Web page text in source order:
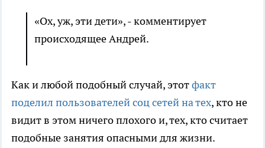
«Ох, уж, эти дети», - комментирует
происходящее Андрей.
Как и любой подобный случай, этотфакт
поделил пользователей соц сетей на тех, кто не
видит в этом ничего плохого и, тех, кто считает
подобные занятия опасными для жизни.